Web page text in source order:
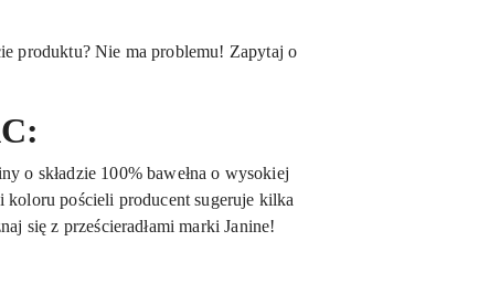
produktu? Nie ma problemu! Zapytaj o
o składzie 100% bawełna o wysokiej
koloru pościeli producent sugeruje kilka
się z prześcieradłami marki Janine!